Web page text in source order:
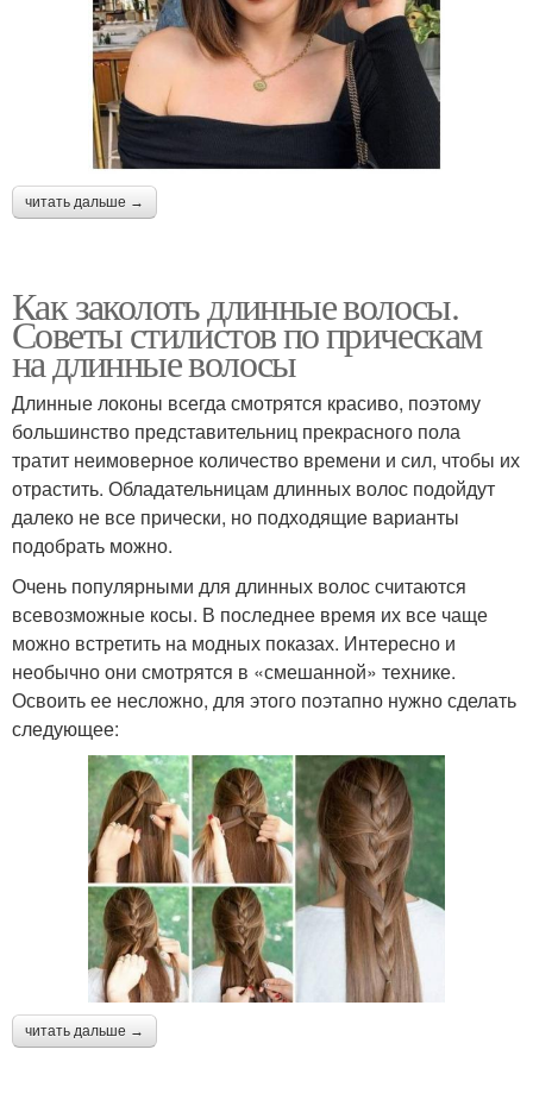
читать дальше →
Как заколоть длинные волосы.
Советы стилистов по прическам
на длинные волосы
Длинные локоны всегда смотрятся красиво, поэтому
большинство представительниц прекрасного пола
тратит неимоверное количество времени и сил, чтобы их
отрастить. Обладательницам длинных волос подойдут
далеко не все прически, но подходящие варианты
подобрать можно.
Очень популярными для длинных волос считаются
всевозможные косы. В последнее время их все чаще
можно встретить на модных показах. Интересно и
необычно они смотрятся в «смешанной» технике.
Освоить ее несложно, для этого поэтапно нужно сделать
следующее:
читать дальше →